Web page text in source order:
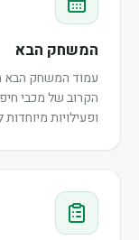
המשחק הבא
עמוד המשחק הבא
הקרוב של מכבי
ופעילויות